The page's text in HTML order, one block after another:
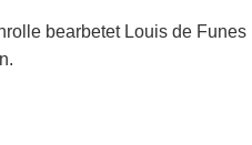
bearbetet Louis de Funes